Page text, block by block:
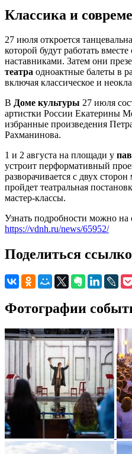
Классика и
27 июля откроется
которой будут работать
наставниками. Затем они
театра одноактные балеты в
включая классическое и
В Доме культуры 27 июля
артистки России Екатерины
избранные произведения
Рахманинова.
1 и 2 августа на площади у
устроит перформативный
разворачивается с двух
пройдет театральная
мастер-классы.
Узнать подробности можно на
https://vdnh.ru/news/65952/
Поделиться
Фотографии